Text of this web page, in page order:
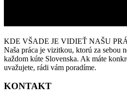
KDE VŠADE JE VIDIEŤ NAŠU
Naša práca je vizitkou, ktorú za sebou
každom kúte Slovenska. Ak máte
uvažujete, rádi vám poradíme.
KONTAKT